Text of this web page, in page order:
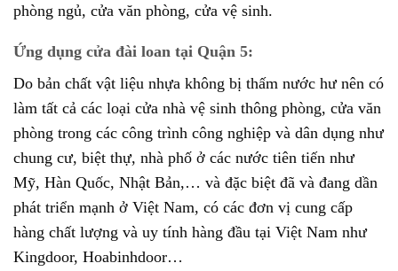
phòng ngủ, cửa văn phòng, cửa vệ sinh.
Ứng dụng cửa đài loan tại Quận 5:
Do bản chất vật liệu nhựa không bị thấm nước hư nên có
làm tất cả các loại cửa nhà vệ sinh thông phòng, cửa văn
phòng trong các công trình công nghiệp và dân dụng như
chung cư, biệt thự, nhà phố ở các nước tiên tiến như
Mỹ, Hàn Quốc, Nhật Bản,… và đặc biệt đã và đang dần
phát triển mạnh ở Việt Nam, có các đơn vị cung cấp
hàng chất lượng và uy tính hàng đầu tại Việt Nam như
Kingdoor, Hoabinhdoor…